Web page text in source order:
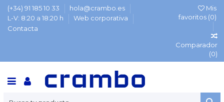
(+34) 91 185 10 33
hola@crambo.es
L-V: 8:20 a 18:20 h
Web corporativa
Contacta
Mis
favoritos (0)
Comparador
(0)